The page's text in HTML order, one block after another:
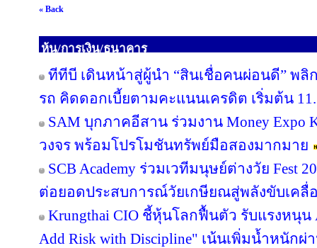
« Back
หุ้น/การเงิน/ธนาคาร
ทีทีบี เดินหน้าสู่ผู้นำ “สินเชื่อคนผ่อนดี” พลิ
รถ คิดดอกเบี้ยตามคะแนนเครดิต เริ่มต้น
SAM บุกภาคอีสาน ร่วมงาน Money Expo
วงจร พร้อมโปรโมชันทรัพย์มือสองมากมาย
SCB Academy ร่วมเวทีมนุษย์ต่างวัย Fest
ต่อยอดประสบการณ์วัยเกษียณสู่พลังขับเคลื่
Krungthai CIO ชี้หุ้นโลกฟื้นตัว รับแรงหนุน
Add Risk with Discipline" เน้นเพิ่มน้ำหนักผ่